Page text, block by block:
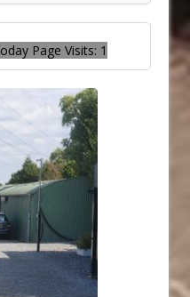
Page Visits: 1